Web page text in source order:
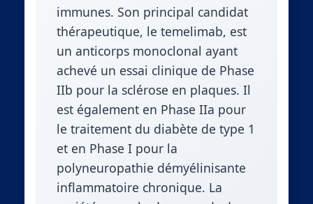
immunes. Son principal candidat
thérapeutique, le temelimab, est
un anticorps monoclonal ayant
achevé un essai clinique de Phase
IIb pour la sclérose en plaques. Il
est également en Phase IIa pour
le traitement du diabète de type 1
et en Phase I pour la
polyneuropathie démyélinisante
inflammatoire chronique. La